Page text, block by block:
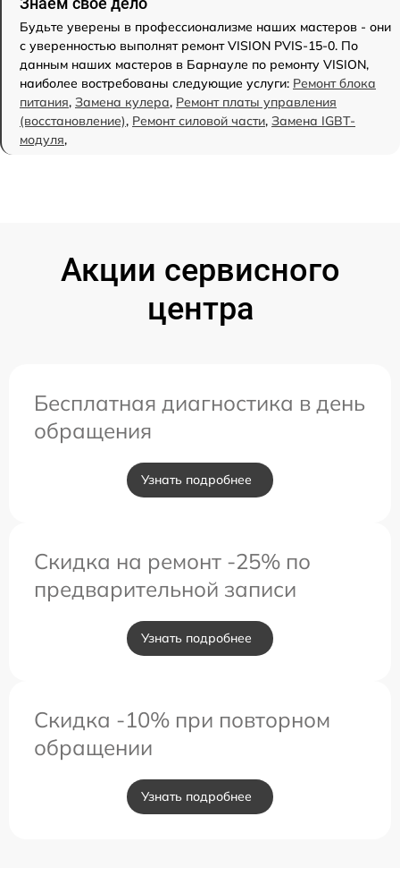
Будьте уверены в профессионализме наших мастеров - они
с уверенностью выполнят ремонт VISION PVIS-15-0. По
данным наших мастеров в Барнауле по ремонту VISION,
наиболее востребованы следующие услуги: Ремонт блока
питания, Замена кулера, Ремонт платы управления
(восстановление), Ремонт силовой части, Замена IGBT-
модуля,
Акции сервисного
центра
Бесплатная диагностика в день
обращения
Узнать подробнее
Скидка на ремонт -25% по
предварительной записи
Узнать подробнее
Скидка -10% при повторном
обращении
Узнать подробнее